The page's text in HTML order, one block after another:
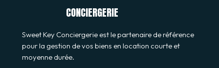
CONCIERGERIE
Sweet Key Conciergerie est le partenaire de référence
pour la gestion de vos biens en location courte et
moyenne durée.